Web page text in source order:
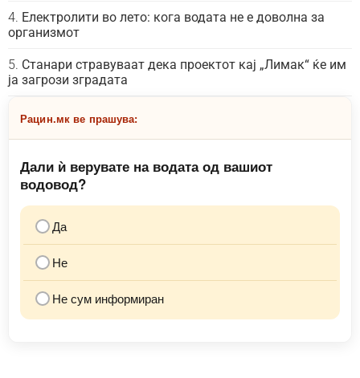
Електролити во лето: кога водата не е доволна за
организмот
Станари стравуваат дека проектот кај „Лимак“ ќе им
ја загрози зградата
Рацин.мк ве прашува:
Дали ѝ верувате на водата од вашиот
водовод?
Да
Не
Не сум информиран